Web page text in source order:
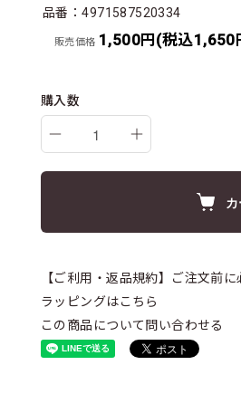
品番：4971587520334
販売価格 1,500円(税込1,650
購入数
【ご利用・返品規約】ご注文前
ラッピングはこちら
この商品について問い合わせる